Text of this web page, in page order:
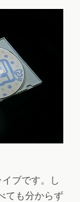
ブです。し
ても分からず